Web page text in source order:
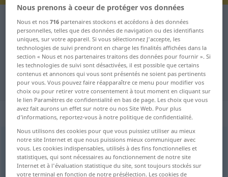
Dictionnaire Anglais-Allemand copperskin
Traduction Anglais-Allemand de
"copperskin"
"copperskin" - traduction Allemand
„copperskin“: noun
copperskins US
Vue d'ensemble de toutes les traductions
(Pour plus d'informations, cliquez sur/touchez la traduction)
Nous prenons à coeur de protéger vos données
Nous et nos716 partenaires stockons et accédons à des données
personnelles, telles que des données de navigation ou des identifiants
uniques, sur votre appareil. Si vous sélectionnez J'accepte, les
technologies de suivi prendront en charge les finalités affichées dans la
section « Nous et nos partenaires traitons des données pour fournir ». Si
les technologies de suivi sont désactivées, il est possible que certains
contenus et annonces qui vous sont présentés ne soient pas pertinents
pour vous. Vous pouvez faire réapparaître ce menu pour modifier vos
choix ou pour retirer votre consentement à tout moment en cliquant sur
le lien Paramètres de confidentialité en bas de page. Les choix que vous
avez fait aurons un effet sur notre ou nos Site Web. Pour plus
d’informations, reportez-vous à notre politique de confidentialité.
Nous utilisons des cookies pour que vous puissiez utiliser au mieux
notre site Internet et que nous puissions mieux communiquer avec
vous. Les cookies indispensables, utilisés à des fins fonctionnelles et
statistiques, qui sont nécessaires au fonctionnement de notre site
Internet et à l'évaluation statistique du site, sont toujours stockés sur
votre terminal en fonction de notre présélection. Les cookies de